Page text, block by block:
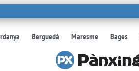
Berguedà Maresme Bages